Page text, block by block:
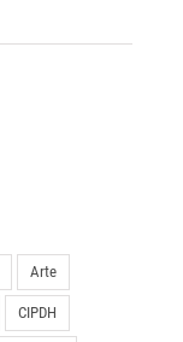
Arte
CIPDH